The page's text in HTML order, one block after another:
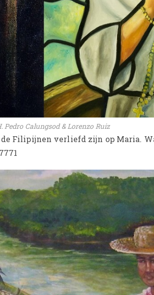
Pedro Calungsod & Lorenzo Ruiz
Filipijnen verliefd zijn op Maria.